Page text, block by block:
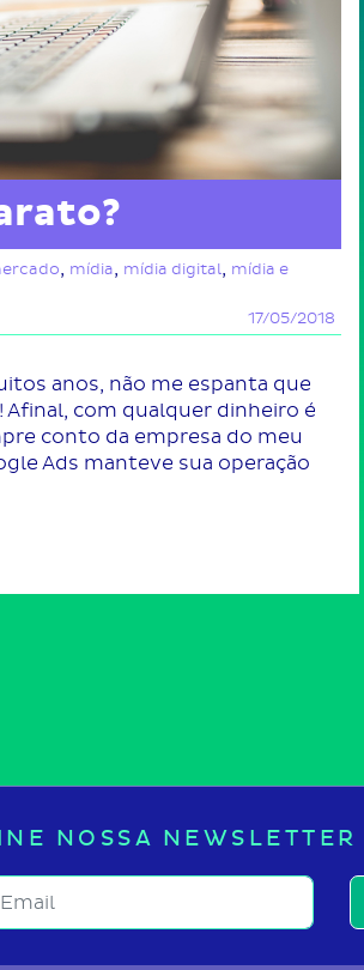
mídia mídia digital
mídia e
17/05/2018
anos, não me espanta que
com qualquer dinheiro é
conto da empresa do meu
Ads manteve sua operação
NOSSA NEWSLETTER